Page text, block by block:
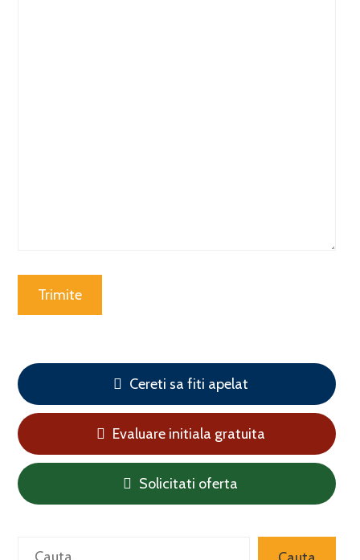
Cereti sa fiti apelat
Evaluare initiala gratuita
Solicitati oferta
Search